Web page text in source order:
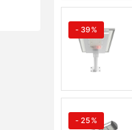
- 39%
- 25%